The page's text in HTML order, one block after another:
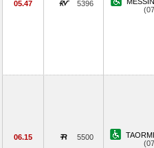
05.47 5396
06.15 5500